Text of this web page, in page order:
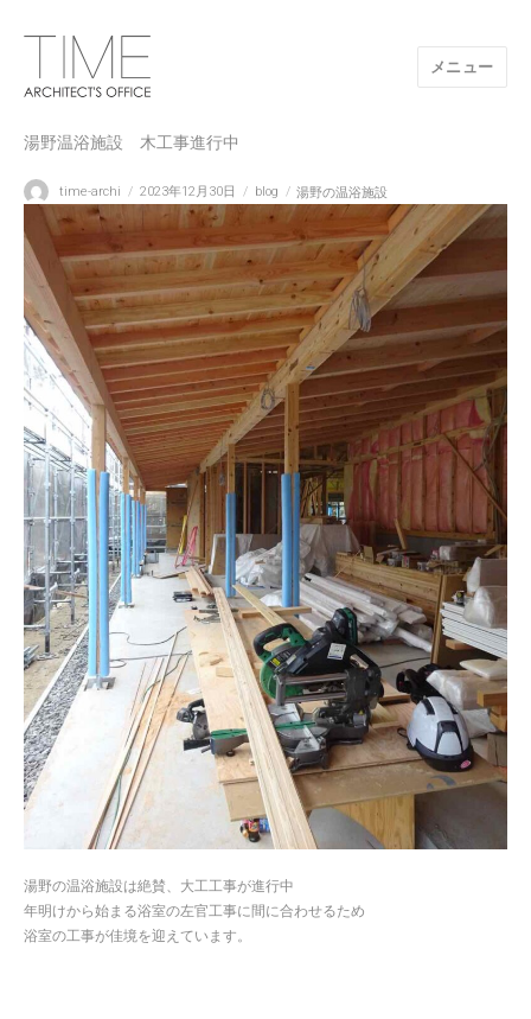
山口県/建築設計事務所/建築家 TIME
メニュー
湯野温浴施設 木工事進行中
投
time-archi
投
2023年12月30日
カ
テ
リ
blog
タ
グ
湯野の温浴施設
湯野の温浴施設は絶賛、大工工事が進行中
年明けから始まる浴室の左官工事に間に合わせるため
浴室の工事が佳境を迎えています。